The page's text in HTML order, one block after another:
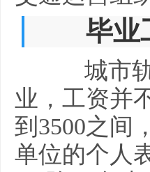
毕业工
城市轨
业，工资并
到3500之间
单位的个人